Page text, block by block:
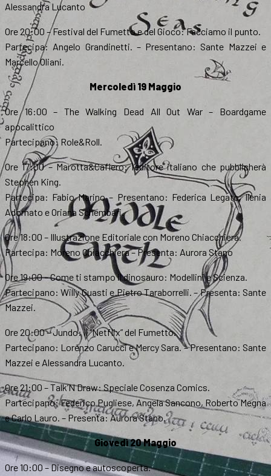
Alessandra Lucanto
Ore 20:00 – Festival del Fumetto e del Gioco: Facciamo il punto.
Partecipa: Angelo Grandinetti. – Presentano: Sante Mazzei e
Marcello Oliani.
Mercoledì 19 Maggio
Ore 16:00 – The Walking Dead All Out War – Boardgame
apocalittico
Partecipano: Role&Roll.
Ore 17:00 – Marotta&Cafiero: l’editore italiano che pubblicherà
Stephen King.
Partecipa: Fabio Marino – Presentano: Federica Legato, Ilenia
Adornato e Oriana Schembari.
Ore 18:00 – Illustrazione Editoriale con Moreno Chiacchiera.
Partecipa: Moreno Chiacchiera – Presenta: Aurora Stano
Ore 19:00 – Come ti stampo il dinosauro: Modellini e Scienza.
Partecipano: Willy Guasti e Pietro Taraborrelli. – Presenta: Sante
Mazzei.
Ore 20:00 – Jundo: Il “Netflix” del Fumetto.
Partecipano: Lorenzo Carucci e Mercy Sara. – Presentano: Sante
Mazzei e Alessandra Lucanto.
Ore 21:00 – Talk’N Draw: Speciale Cosenza Comics.
Partecipano: Federico Pugliese, Angela Sancono, Roberto Megna
e Carlo Lauro. – Presenta: Aurora Stano.
Giovedì 20 Maggio
Ore 10:00 – Disegno e autoscoperta.